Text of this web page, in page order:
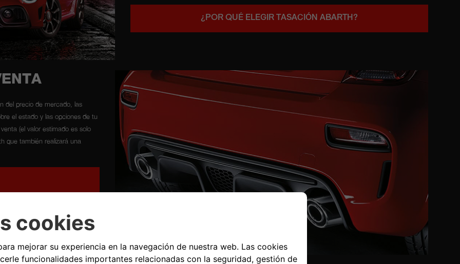
¿POR QUÉ ELEGIR TASACIÓN ABARTH?
del precio de mercado, las
el estado y las opciones de tu
(el valor estimado es solo
que también realizará una